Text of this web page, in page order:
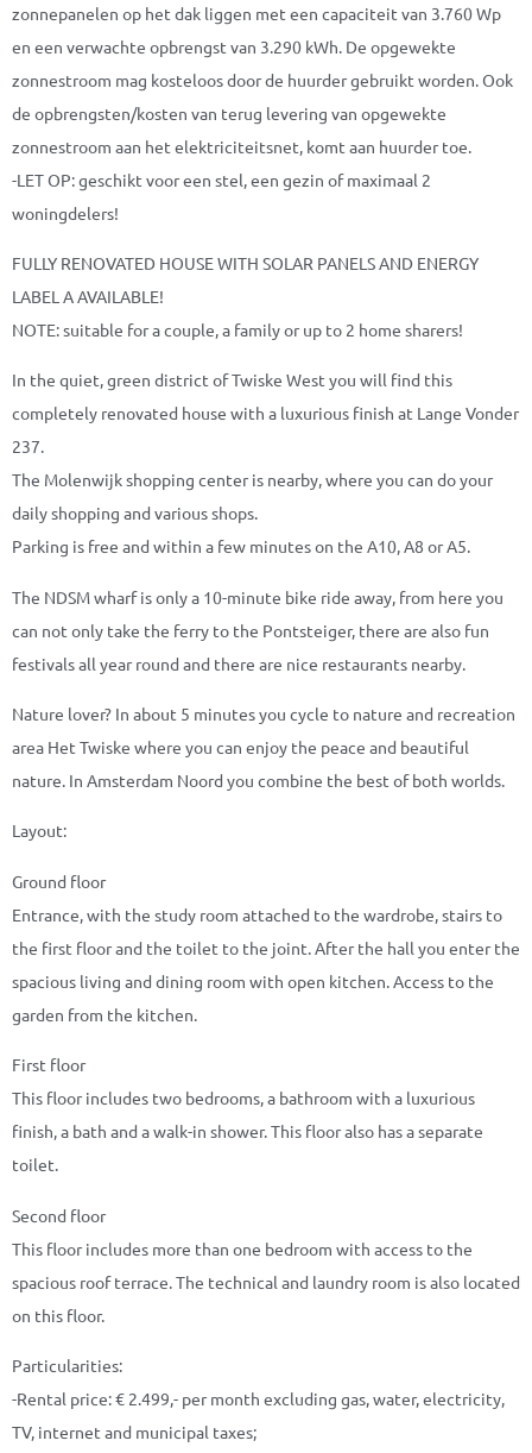
zonnepanelen op het dak liggen met een capaciteit van 3.760 Wp
en een verwachte opbrengst van 3.290 kWh. De opgewekte
zonnestroom mag kosteloos door de huurder gebruikt worden. Ook
de opbrengsten/kosten van terug levering van opgewekte
zonnestroom aan het elektriciteitsnet, komt aan huurder toe.
-LET OP: geschikt voor een stel, een gezin of maximaal 2
woningdelers!
FULLY RENOVATED HOUSE WITH SOLAR PANELS AND ENERGY
LABEL A AVAILABLE!
NOTE: suitable for a couple, a family or up to 2 home sharers!
In the quiet, green district of Twiske West you will find this
completely renovated house with a luxurious finish at Lange Vonder
237.
The Molenwijk shopping center is nearby, where you can do your
daily shopping and various shops.
Parking is free and within a few minutes on the A10, A8 or A5.
The NDSM wharf is only a 10-minute bike ride away, from here you
can not only take the ferry to the Pontsteiger, there are also fun
festivals all year round and there are nice restaurants nearby.
Nature lover? In about 5 minutes you cycle to nature and recreation
area Het Twiske where you can enjoy the peace and beautiful
nature. In Amsterdam Noord you combine the best of both worlds.
Layout:
Ground floor
Entrance, with the study room attached to the wardrobe, stairs to
the first floor and the toilet to the joint. After the hall you enter the
spacious living and dining room with open kitchen. Access to the
garden from the kitchen.
First floor
This floor includes two bedrooms, a bathroom with a luxurious
finish, a bath and a walk-in shower. This floor also has a separate
toilet.
Second floor
This floor includes more than one bedroom with access to the
spacious roof terrace. The technical and laundry room is also located
on this floor.
Particularities:
-Rental price: € 2.499,- per month excluding gas, water, electricity,
TV, internet and municipal taxes;